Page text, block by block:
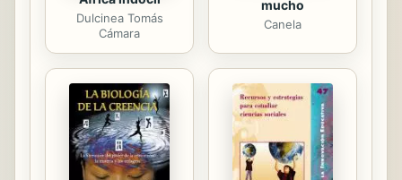
Dulcinea Tomás
Cámara
mucho
Canela